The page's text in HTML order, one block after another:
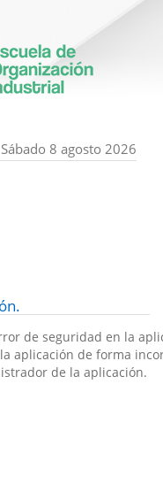
Sábado 8 agosto 2026
de seguridad en la
aplicación de forma
de la aplicación.